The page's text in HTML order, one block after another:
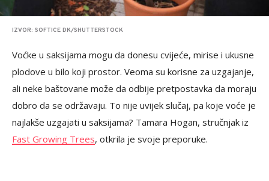
IZVOR: SOFTICE DK/SHUTTERSTOCK
Voćke u saksijama mogu da donesu cvijeće, mirise i ukusne
plodove u bilo koji prostor. Veoma su korisne za uzgajanje,
ali neke baštovane može da odbije pretpostavka da moraju
dobro da se održavaju. To nije uvijek slučaj, pa koje voće je
najlakše uzgajati u saksijama? Tamara Hogan, stručnjak iz
Fast Growing Trees, otkrila je svoje preporuke.